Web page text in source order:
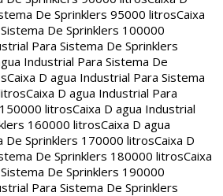
De Sprinklers 95000 litrosCaixa
De Sprinklers 100000
Para Sistema De Sprinklers
Industrial Para Sistema De
Caixa D agua Industrial Para Sistema
Caixa D agua Industrial Para
litrosCaixa D agua Industrial
160000 litrosCaixa D agua
De Sprinklers 170000 litrosCaixa D
De Sprinklers 180000 litrosCaixa
De Sprinklers 190000
Para Sistema De Sprinklers